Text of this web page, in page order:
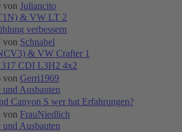
von Juliancito
& VW LT 2
verbessern
von Schnabel
& VW Crafter 1
317 CDI L3H2 4x2
von Gerri1969
und Ausbauten
Canyon S wer hat Erfahrungen?
von FrauNiedlich
und Ausbauten